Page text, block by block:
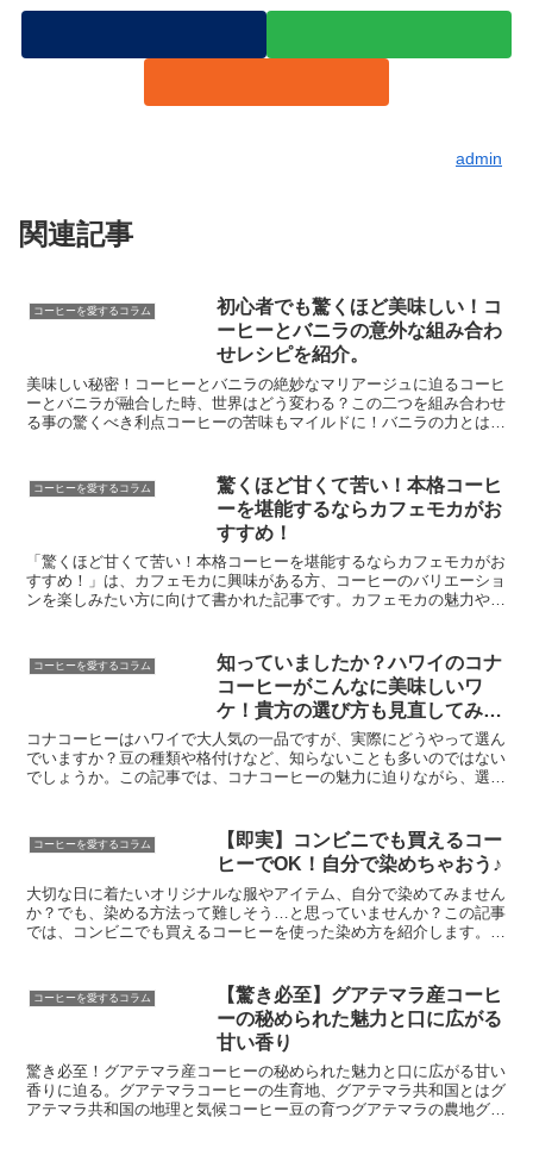
admin
関連記事
コーヒーを愛するコラム
初心者でも驚くほど美味しい！コ
ーヒーとバニラの意外な組み合わ
せレシピを紹介。
美味しい秘密！コーヒーとバニラの絶妙なマリアージュに迫るコーヒ
ーとバニラが融合した時、世界はどう変わる？この二つを組み合わせ
る事の驚くべき利点コーヒーの苦味もマイルドに！バニラの力とは？
コーヒーを愛するコラム
驚くほど甘くて苦い！本格コーヒ
ーを堪能するならカフェモカがお
すすめ！
「驚くほど甘くて苦い！本格コーヒーを堪能するならカフェモカがお
すすめ！」は、カフェモカに興味がある方、コーヒーのバリエーショ
ンを楽しみたい方に向けて書かれた記事です。カフェモカの魅力や味
コーヒーを愛するコラム
知っていましたか？ハワイのコナ
コーヒーがこんなに美味しいワ
ケ！貴方の選び方も見直してみて
ください。
コナコーヒーはハワイで大人気の一品ですが、実際にどうやって選ん
でいますか？豆の種類や格付けなど、知らないことも多いのではない
でしょうか。この記事では、コナコーヒーの魅力に迫りながら、選び
コーヒーを愛するコラム
【即実】コンビニでも買えるコー
ヒーでOK！自分で染めちゃおう♪
大切な日に着たいオリジナルな服やアイテム、自分で染めてみません
か？でも、染める方法って難しそう…と思っていませんか？この記事
では、コンビニでも買えるコーヒーを使った染め方を紹介します。染
コーヒーを愛するコラム
【驚き必至】グアテマラ産コーヒ
ーの秘められた魅力と口に広がる
甘い香り
驚き必至！グアテマラ産コーヒーの秘められた魅力と口に広がる甘い
香りに迫る。グアテマラコーヒーの生育地、グアテマラ共和国とはグ
アテマラ共和国の地理と気候コーヒー豆の育つグアテマラの農地グア